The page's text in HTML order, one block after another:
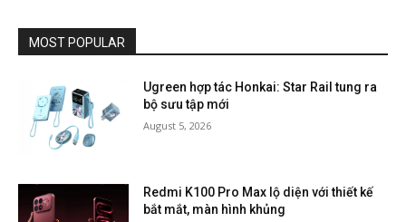
MOST POPULAR
Ugreen hợp tác Honkai: Star Rail tung ra
bộ sưu tập mới
August 5, 2026
Redmi K100 Pro Max lộ diện với thiết kế
bắt mắt, màn hình khủng